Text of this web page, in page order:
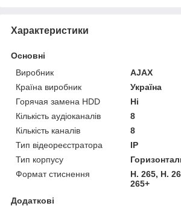
Характеристики
Основні
Виробник
AJAX
Країна виробник
Україна
Горячая замена HDD
Ні
Кількість аудіоканалів
8
Кількість каналів
8
Тип відеореєстратора
IP
Тип корпусу
Формат стиснення
H. 265, H.
265+
Додаткові